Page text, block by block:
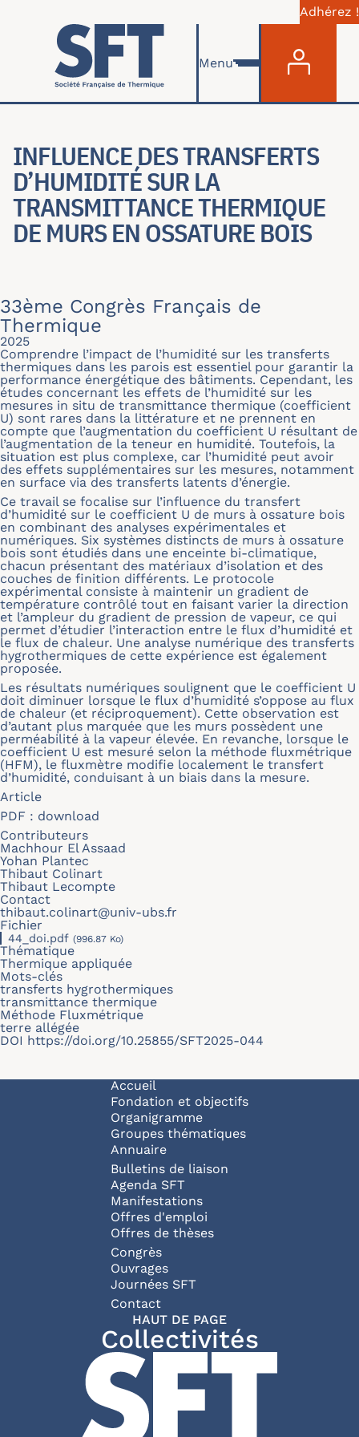
Aller au contenu principal
Adhérez !
Menu
INFLUENCE DES TRANSFERTS
D’HUMIDITÉ SUR LA
TRANSMITTANCE THERMIQUE
DE MURS EN OSSATURE BOIS
33ème Congrès Français de
Thermique
2025
Comprendre l’impact de l’humidité sur les transferts
thermiques dans les parois est essentiel pour garantir la
performance énergétique des bâtiments. Cependant, les
études concernant les effets de l’humidité sur les
mesures in situ de transmittance thermique (coefficient
U) sont rares dans la littérature et ne prennent en
compte que l’augmentation du coefficient U résultant de
l’augmentation de la teneur en humidité. Toutefois, la
situation est plus complexe, car l’humidité peut avoir
des effets supplémentaires sur les mesures, notamment
en surface via des transferts latents d’énergie.
Ce travail se focalise sur l’influence du transfert
d’humidité sur le coefficient U de murs à ossature bois
en combinant des analyses expérimentales et
numériques. Six systèmes distincts de murs à ossature
bois sont étudiés dans une enceinte bi-climatique,
chacun présentant des matériaux d’isolation et des
couches de finition différents. Le protocole
expérimental consiste à maintenir un gradient de
température contrôlé tout en faisant varier la direction
et l’ampleur du gradient de pression de vapeur, ce qui
permet d’étudier l’interaction entre le flux d’humidité et
le flux de chaleur. Une analyse numérique des transferts
hygrothermiques de cette expérience est également
proposée.
Les résultats numériques soulignent que le coefficient U
doit diminuer lorsque le flux d’humidité s’oppose au flux
de chaleur (et réciproquement). Cette observation est
d’autant plus marquée que les murs possèdent une
perméabilité à la vapeur élevée. En revanche, lorsque le
coefficient U est mesuré selon la méthode fluxmétrique
(HFM), le fluxmètre modifie localement le transfert
d’humidité, conduisant à un biais dans la mesure.
Article
PDF : download
Contributeurs
Machhour El Assaad
Yohan Plantec
Thibaut Colinart
Thibaut Lecompte
Contact
thibaut.colinart@univ-ubs.fr
Fichier
44_doi.pdf (996.87 Ko)
Thématique
Thermique appliquée
Mots-clés
transferts hygrothermiques
transmittance thermique
Méthode Fluxmétrique
terre allégée
DOI https://doi.org/10.25855/SFT2025-044
Navigation principale
Accueil
Fondation et objectifs
Organigramme
Groupes thématiques
Annuaire
Bulletins de liaison
Agenda SFT
Manifestations
Offres d'emploi
Offres de thèses
Congrès
Ouvrages
Journées SFT
Pied de page
Contact
HAUT DE PAGE
Collectivités